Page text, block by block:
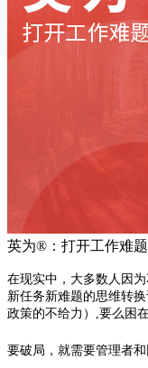
英为®：打开工作难
在现实中，大多数人因为
新任务新难题的思维转
政策的不给力）,要么困
要破局，就需要管理者